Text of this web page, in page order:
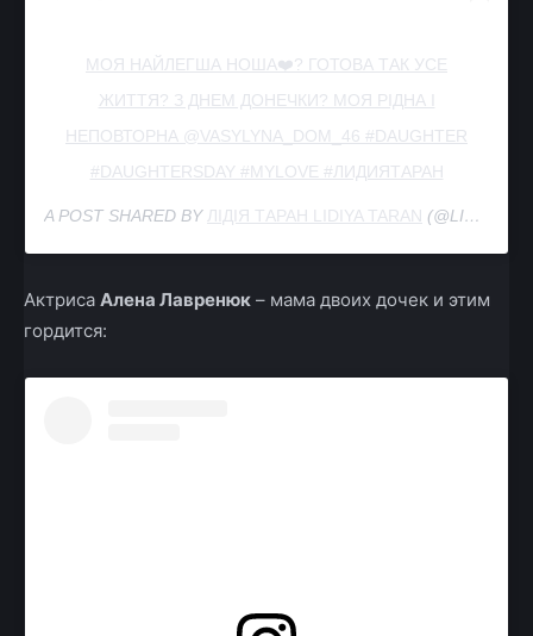
МОЯ НАЙЛЕГША НОША❤️? ГОТОВА ТАК УСЕ
ЖИТТЯ? З ДНЕМ ДОНЕЧКИ? МОЯ РІДНА І
НЕПОВТОРНА @VASYLYNA_DOM_46 #DAUGHTER
#DAUGHTERSDAY #MYLOVE #ЛИДИЯТАРАН
A POST SHARED BY ЛІДІЯ ТАРАН LIDIYA TARAN (@LIDIYATARAN) ON
Актриса Алена Лавренюк – мама двоих дочек и этим
гордится: